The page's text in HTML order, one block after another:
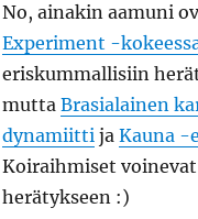
No, ainakin aamuni
Experiment -
eriskummallisiin
mutta Brasialainen
dynamiittija Kauna -
Koiraihmiset
herätykseen :)